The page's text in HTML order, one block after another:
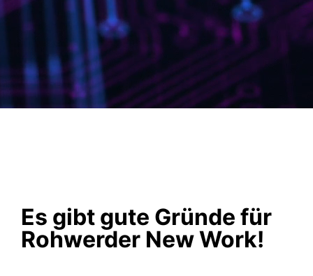
Es gibt gute Gründe für
Rohwerder New Work!